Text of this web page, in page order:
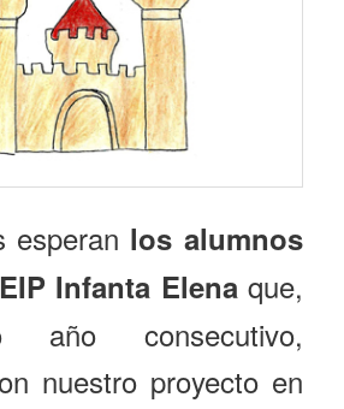
esperan los alumnos
Infanta Elena que,
año consecutivo,
nuestro proyecto en